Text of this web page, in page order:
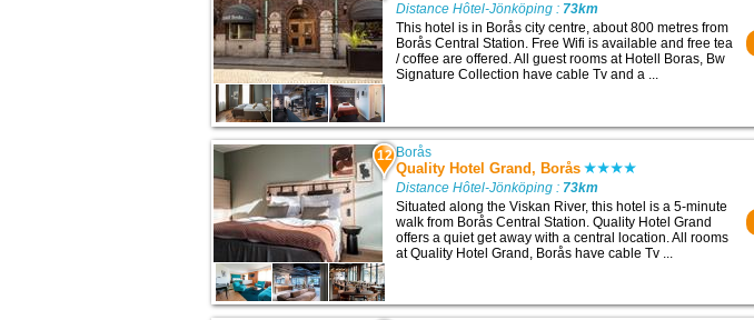
Distance Hôtel-Jönköping : 73km
This hotel is in Borås city centre, about 800 metres from
Borås Central Station. Free Wifi is available and free tea
/ coffee are offered. All guest rooms at Hotell Boras, Bw
Signature Collection have cable Tv and a ...
12 Borås
Quality Hotel Grand, Borås
Distance Hôtel-Jönköping : 73km
Situated along the Viskan River, this hotel is a 5-minute
walk from Borås Central Station. Quality Hotel Grand
offers a quiet get away with a central location. All rooms
at Quality Hotel Grand, Borås have cable Tv ...